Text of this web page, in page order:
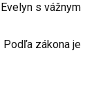
s vážnym
Podľa zákona je